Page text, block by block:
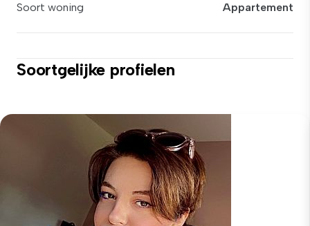
Soort woning
Appartement
Soortgelijke profielen